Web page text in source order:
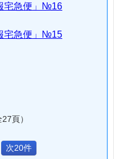
宅急便」№16
宅急便」№15
頁）
次20件